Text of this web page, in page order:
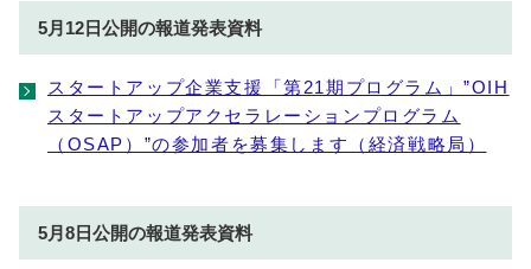
5月12日公開の報道発表資料
スタートアップ企業支援「第21期プログラム」”OIH
スタートアップアクセラレーションプログラム
（OSAP）”の参加者を募集します（経済戦略局）
5月8日公開の報道発表資料